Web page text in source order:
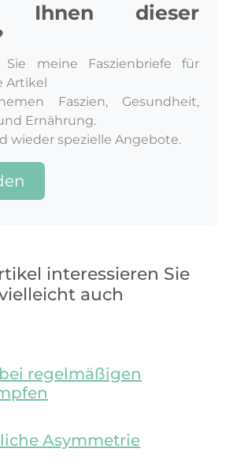
Ihnen dieser
Sie meine Faszienbriefe für
Artikel
Faszien, Gesundheit,
Ernährung.
wieder spezielle Angebote.
interessieren Sie
auch
regelmäßigen
Asymmetrie